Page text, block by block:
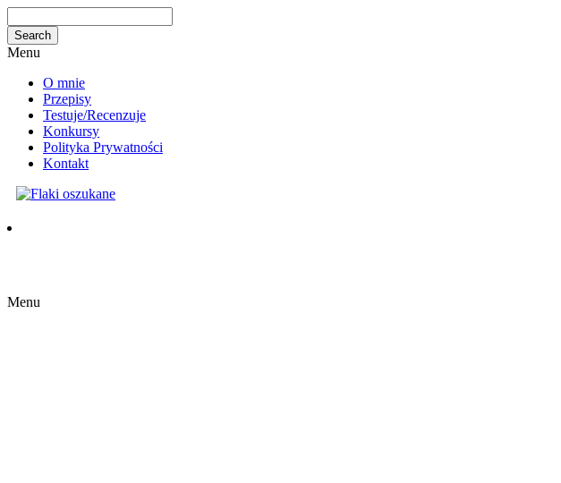
Menu
O mnie
Przepisy
Testuje/Recenzuje
Konkursy
Polityka Prywatności
Kontakt
Menu